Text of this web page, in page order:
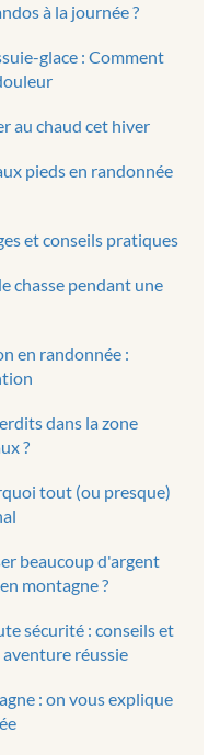
à la journée ?
glace : Comment
au chaud cet hiver
pieds en randonnée
et conseils pratiques
chasse pendant une
en randonnée :
dans la zone
?
tout (ou presque)
beaucoup d'argent
montagne ?
sécurité : conseils et
réussie
: on vous explique